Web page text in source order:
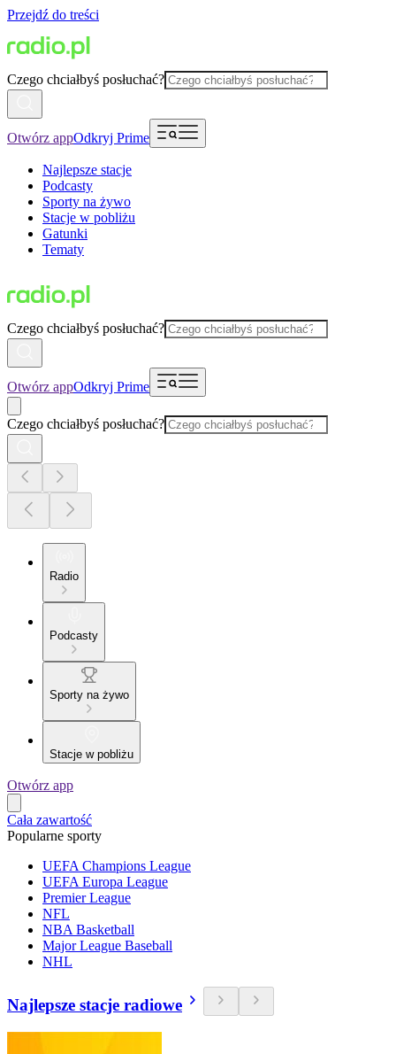
Przejdź do treści
Czego chciałbyś posłuchać?
Otwórz appOdkryj Prime
Najlepsze stacje
Podcasty
Sporty na żywo
Stacje w pobliżu
Gatunki
Tematy
Czego chciałbyś posłuchać?
Otwórz appOdkryj Prime
Czego chciałbyś posłuchać?
Radio
Podcasty
Sporty na żywo
Stacje w pobliżu
Otwórz app
Cała zawartość
Popularne sporty
UEFA Champions League
UEFA Europa League
Premier League
NFL
NBA Basketball
Major League Baseball
NHL
Najlepsze stacje radiowe